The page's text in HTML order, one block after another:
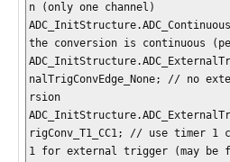
n (only one channel)
the conversion is continuous
nalTrigConvEdge_None; // no
rsion
rigConv_T1_CC1; // use timer 1
1 for external trigger (may be